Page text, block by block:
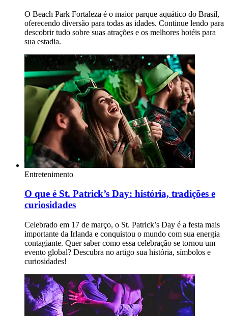
O Beach Park Fortaleza é o maior parque aquático do Brasil,
oferecendo diversão para todas as idades. Continue lendo para
descobrir tudo sobre suas atrações e os melhores hotéis para
sua estadia.
Entretenimento
O que é St. Patrick’s Day: história, tradições e
curiosidades
Celebrado em 17 de março, o St. Patrick’s Day é a festa mais
importante da Irlanda e conquistou o mundo com sua energia
contagiante. Quer saber como essa celebração se tornou um
evento global? Descubra no artigo sua história, símbolos e
curiosidades!